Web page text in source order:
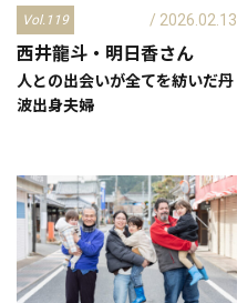
Vol.119
西井龍斗・明日香さん
/ 2026.02.13
人との出会いが全てを紡いだ丹
波出身夫婦